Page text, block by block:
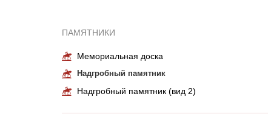
ПАМЯТНИКИ
Мемориальная доска
Надгробный памятник
Надгробный памятник (вид 2)